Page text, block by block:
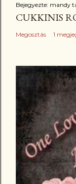
Bejegyezte: mandy
CUKKINIS
Megosztás 1